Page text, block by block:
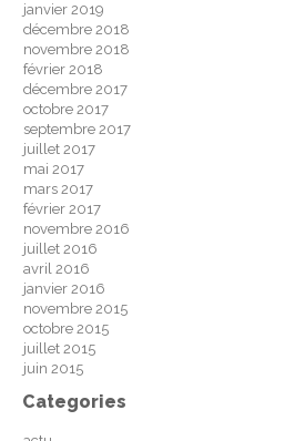
janvier 2019
décembre 2018
novembre 2018
février 2018
décembre 2017
octobre 2017
septembre 2017
juillet 2017
mai 2017
mars 2017
février 2017
novembre 2016
juillet 2016
avril 2016
janvier 2016
novembre 2015
octobre 2015
juillet 2015
juin 2015
Categories